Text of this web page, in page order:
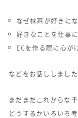
なぜ抹茶が好きに
好きなことを仕事
ECを作る際に心が
などをお話ししました
まだまだこれからな
どうするかいろいろ